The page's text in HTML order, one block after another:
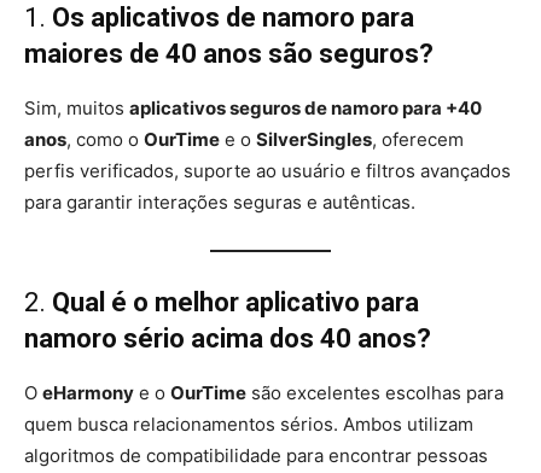
1. Os aplicativos de namoro para
maiores de 40 anos são seguros?
Sim, muitos aplicativos seguros de namoro para +40
anos, como o OurTime e o SilverSingles, oferecem
perfis verificados, suporte ao usuário e filtros avançados
para garantir interações seguras e autênticas.
2. Qual é o melhor aplicativo para
namoro sério acima dos 40 anos?
O eHarmony e o OurTime são excelentes escolhas para
quem busca relacionamentos sérios. Ambos utilizam
algoritmos de compatibilidade para encontrar pessoas